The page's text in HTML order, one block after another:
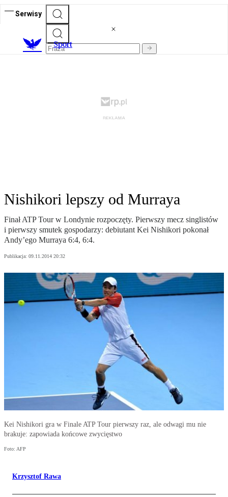
Serwisy
Sport
Nishikori lepszy od Murraya
Finał ATP Tour w Londynie rozpoczęty. Pierwszy mecz singlistów
i pierwszy smutek gospodarzy: debiutant Kei Nishikori pokonał
Andy’ego Murraya 6:4, 6:4.
Publikacja: 09.11.2014 20:32
Kei Nishikori gra w Finale ATP Tour pierwszy raz, ale odwagi mu nie
brakuje: zapowiada końcowe zwycięstwo
Foto: AFP
Krzysztof Rawa